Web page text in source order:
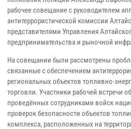
рабочее совещание с руководителем
антитеррористической комиссии
представителями Управления
предпринимательства и рыночной
На совещании были рассмотрены
связанные с обеспечением
региональных объектов топливно-
торговли. Участники рабочей встречи
проведённых сотрудниками войск
проверок безопасности объектов
комплекса, расположенных на